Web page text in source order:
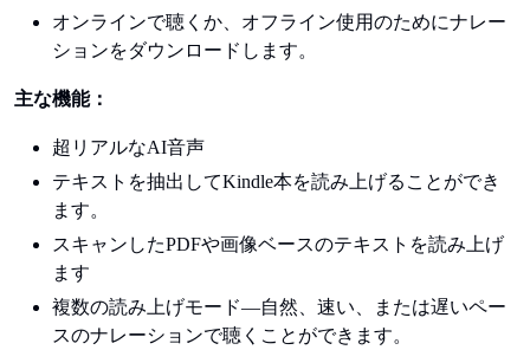
オンラインで聴くか、オフライン使用のためにナレー
ションをダウンロードします。
主な機能：
超リアルなAI音声
テキストを抽出してKindle本を読み上げることができ
ます。
スキャンしたPDFや画像ベースのテキストを読み上げ
ます
複数の読み上げモード—自然、速い、または遅いペー
スのナレーションで聴くことができます。